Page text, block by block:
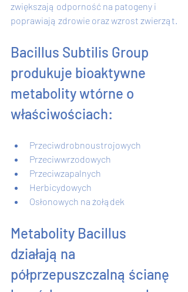
zwiększają odporność na patogeny i
poprawiają zdrowie oraz wzrost zwierząt.
Bacillus Subtilis Group
produkuje bioaktywne
metabolity wtórne o
właściwościach:
Przeciwdrobnoustrojowych
Przeciwwrzodowych
Przeciwzapalnych
Herbicydowych
Osłonowych na żołądek
Metabolity Bacillus
działają na
półprzepuszczalną ścianę